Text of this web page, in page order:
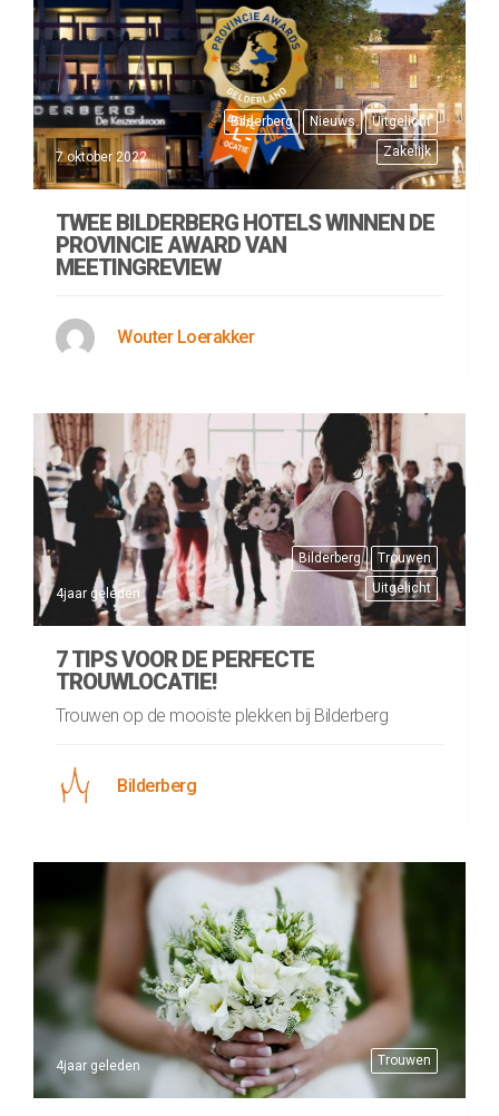
Bilderberg Nieuws
Uitgelicht
Zakelijk
7 oktober 2022
TWEE BILDERBERG HOTELS WINNEN DE
PROVINCIE AWARD VAN
MEETINGREVIEW
Wouter Loerakker
Bilderberg
Trouwen
Uitgelicht
4jaar geleden
7 TIPS VOOR DE PERFECTE
TROUWLOCATIE!
Trouwen op de mooiste plekken bij Bilderberg
Bilderberg
Trouwen
4jaar geleden